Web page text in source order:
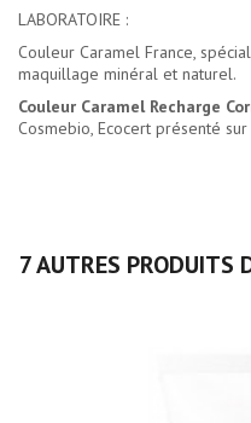
LABORATOIRE :
Couleur Caramel France,
maquillage minéral et naturel.
Couleur Caramel Recharge
Cosmebio, Ecocert présenté sur
7 AUTRES PRODUITS